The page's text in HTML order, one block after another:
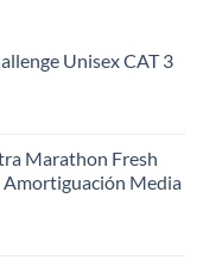
Unisex CAT 3
Marathon Fresh
Amortiguación Media